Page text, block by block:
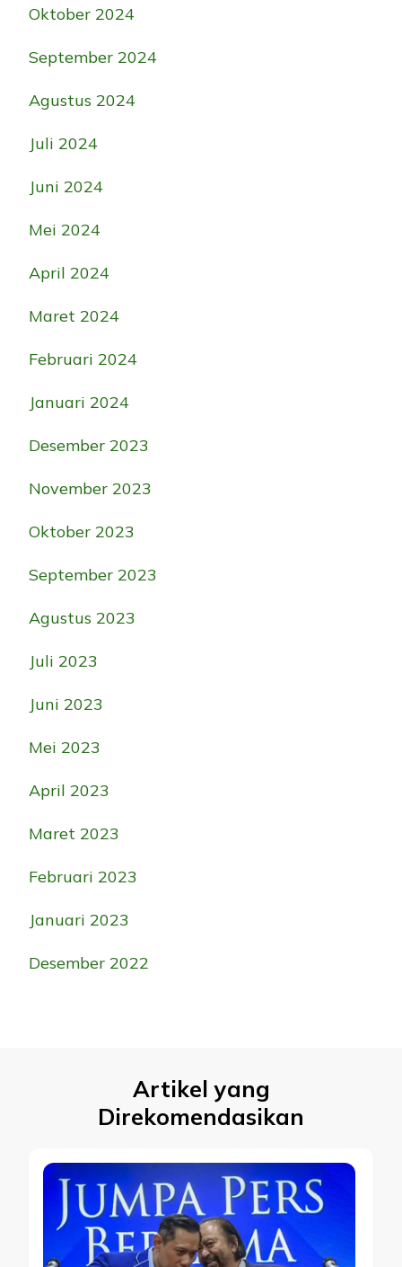
Oktober 2024
September 2024
Agustus 2024
Juli 2024
Juni 2024
Mei 2024
April 2024
Maret 2024
Februari 2024
Januari 2024
Desember 2023
November 2023
Oktober 2023
September 2023
Agustus 2023
Juli 2023
Juni 2023
Mei 2023
April 2023
Maret 2023
Februari 2023
Januari 2023
Desember 2022
Artikel yang
Direkomendasikan